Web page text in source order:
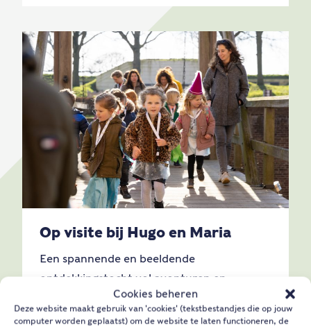
Cookies beheren
Deze website maakt gebruik van 'cookies' (tekstbestandjes die op jouw
computer worden geplaatst) om de website te laten functioneren, de
Op visite bij Hugo en Maria
Een spannende en beeldende
ontdekkingstocht vol avonturen en
verhalen over het leven van Hugo de Groot.